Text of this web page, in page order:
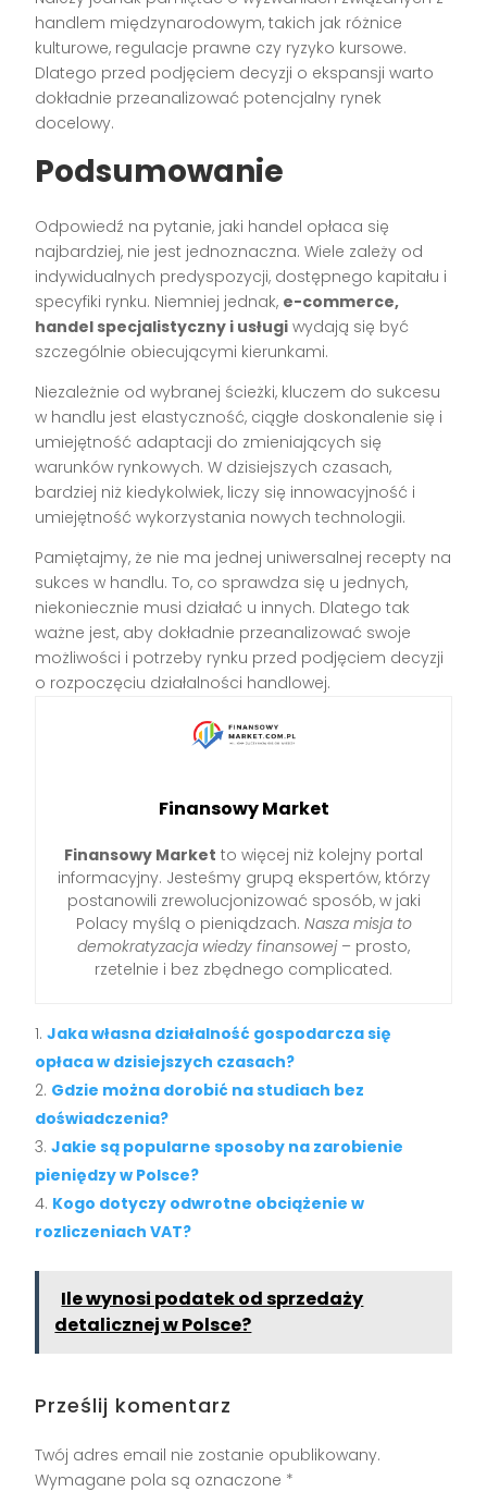
handlem międzynarodowym, takich jak różnice
kulturowe, regulacje prawne czy ryzyko kursowe.
Dlatego przed podjęciem decyzji o ekspansji warto
dokładnie przeanalizować potencjalny rynek
docelowy.
Podsumowanie
Odpowiedź na pytanie, jaki handel opłaca się
najbardziej, nie jest jednoznaczna. Wiele zależy od
indywidualnych predyspozycji, dostępnego kapitału i
specyfiki rynku. Niemniej jednak, e-commerce,
handel specjalistyczny i usługi wydają się być
szczególnie obiecującymi kierunkami.
Niezależnie od wybranej ścieżki, kluczem do sukcesu
w handlu jest elastyczność, ciągłe doskonalenie się i
umiejętność adaptacji do zmieniających się
warunków rynkowych. W dzisiejszych czasach,
bardziej niż kiedykolwiek, liczy się innowacyjność i
umiejętność wykorzystania nowych technologii.
Pamiętajmy, że nie ma jednej uniwersalnej recepty na
sukces w handlu. To, co sprawdza się u jednych,
niekoniecznie musi działać u innych. Dlatego tak
ważne jest, aby dokładnie przeanalizować swoje
możliwości i potrzeby rynku przed podjęciem decyzji
o rozpoczęciu działalności handlowej.
Finansowy Market
Finansowy Market to więcej niż kolejny portal
informacyjny. Jesteśmy grupą ekspertów, którzy
postanowili zrewolucjonizować sposób, w jaki
Polacy myślą o pieniądzach. Nasza misja to
demokratyzacja wiedzy finansowej– prosto,
rzetelnie i bez zbędnego complicated.
Jaka własna działalność gospodarcza się
opłaca w dzisiejszych czasach?
Gdzie można dorobić na studiach bez
doświadczenia?
Jakie są popularne sposoby na zarobienie
pieniędzy w Polsce?
Kogo dotyczy odwrotne obciążenie w
rozliczeniach VAT?
Ile wynosi podatek od sprzedaży
detalicznej w Polsce?
Prześlij komentarz
Twój adres email nie zostanie opublikowany.
Wymagane pola są oznaczone *